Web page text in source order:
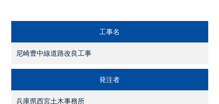
工事名
尼崎豊中線道路改良工事
発注者
兵庫県西宮土木事務所